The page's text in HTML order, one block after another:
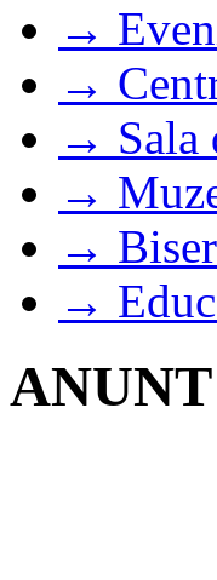
→
→
→ Sala
→
→
→
ANUNT